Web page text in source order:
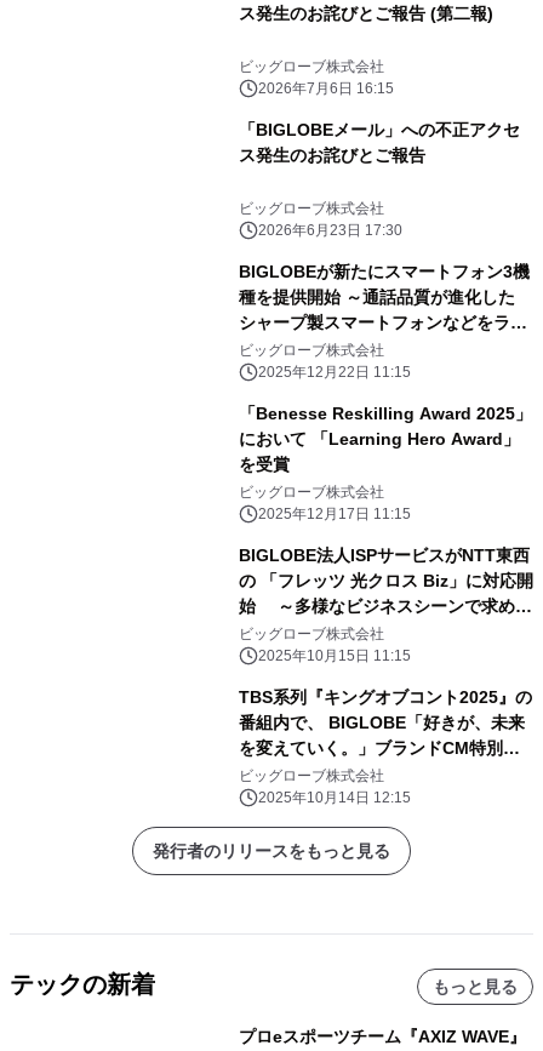
ス発生のお詫びとご報告 (第二報)
ビッグローブ株式会社
2026年7月6日 16:15
「BIGLOBEメール」への不正アクセ
ス発生のお詫びとご報告
ビッグローブ株式会社
2026年6月23日 17:30
BIGLOBEが新たにスマートフォン3機
種を提供開始 ～通話品質が進化した
シャープ製スマートフォンなどをライ
ンアップに追加～
ビッグローブ株式会社
2025年12月22日 11:15
「Benesse Reskilling Award 2025」
において 「Learning Hero Award」
を受賞
ビッグローブ株式会社
2025年12月17日 11:15
BIGLOBE法人ISPサービスがNTT東西
の 「フレッツ 光クロス Biz」に対応開
始 ～多様なビジネスシーンで求めら
れる高速・高品質な インターネット環
境を法人向けに提供～
ビッグローブ株式会社
2025年10月15日 11:15
TBS系列『キングオブコント2025』の
番組内で、 BIGLOBE「好きが、未来
を変えていく。」ブランドCM特別篇
放映 ～バイきんぐが「好き」を貫くこ
との大切さを、 過去と現在の対比を交
えて表現～
ビッグローブ株式会社
2025年10月14日 12:15
発行者のリリースをもっと見る
テックの新着 もっと見る
プロeスポーツチーム『AXIZ WAVE』